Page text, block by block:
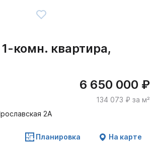
комн. квартира,
6 650 000 ₽
134 073 ₽ за м²
2А
Планировка На карте